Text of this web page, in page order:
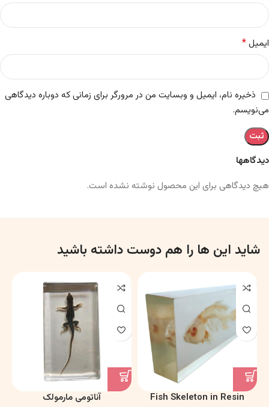
دیدگاهها
هیچ دیدگاهی برای این محصول نوشته نشده است.
ایمیل*
ذخیره نام، ایمیل و وبسایت من در مرورگر برای زمانی که دوباره دیدگاهی
می‌نویسم.
شاید این ها را هم دوست داشته باشید
Fish Skeleton in Resin
آناتومی مارمولک